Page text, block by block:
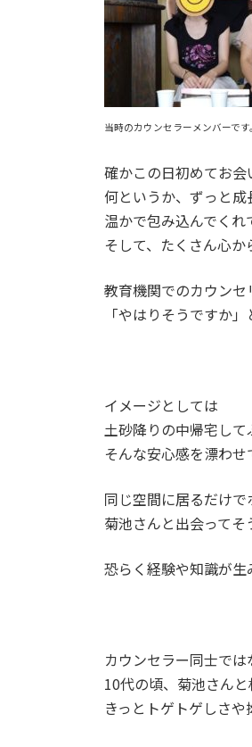
当時のカウンセラーメンバーです。
確かこの日初めてお会
何というか、ずっと
温かで包み込んでくれ
そして、たくさん心か
教育機関でのカウンセ
「やはりそうですか
イメージとしては
土砂降りの中帰宅し
そんな安心感を漂わせ
同じ空間に居るだけで
菊池さんと出会ってそ
恐らく経験や知識が生
カウンセラー同士では
10代の頃、菊池さん
きっとトゲトゲしさや